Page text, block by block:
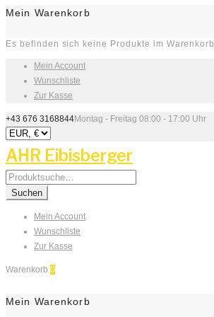
Mein Warenkorb
Es befinden sich keine Produkte im Warenkorb.
Mein Account
Wunschliste
Zur Kasse
+43 676 3168844Montag - Freitag 08:00 - 17:00 Uhr
AHR Eibisberger
Search
for:
Suchen
Mein Account
Wunschliste
Zur Kasse
Warenkorb 0
Mein Warenkorb